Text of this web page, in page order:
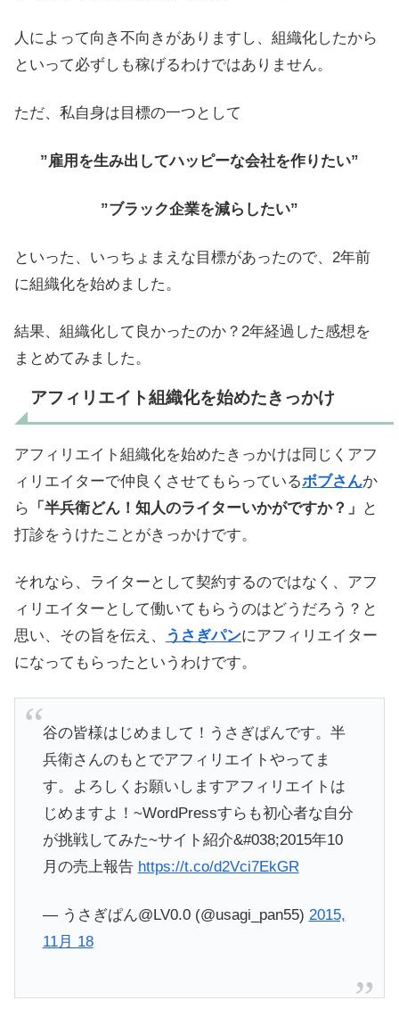
人によって向き不向きがありますし、組織化したから
といって必ずしも稼げるわけではありません。
ただ、私自身は目標の一つとして
”雇用を生み出してハッピーな会社を作りたい”
”ブラック企業を減らしたい”
といった、いっちょまえな目標があったので、2年前
に組織化を始めました。
結果、組織化して良かったのか？2年経過した感想を
まとめてみました。
アフィリエイト組織化を始めたきっかけ
アフィリエイト組織化を始めたきっかけは同じくアフ
ィリエイターで仲良くさせてもらっているボブさんか
ら
「半兵衛どん！知人のライターいかがですか？」
と
打診をうけたことがきっかけです。
それなら、ライターとして契約するのではなく、アフ
ィリエイターとして働いてもらうのはどうだろう？と
思い、その旨を伝え、
うさぎパンにアフィリエイター
になってもらったというわけです。
谷の皆様はじめまして！うさぎぱんです。半
兵衛さんのもとでアフィリエイトやってま
す。よろしくお願いしますアフィリエイトは
じめますよ！~WordPressすらも初心者な自分
が挑戦してみた~サイト紹介&#038;2015年10
月の売上報告 https://t.co/d2Vci7EkGR
— うさぎぱん@LV0.0 (@usagi_pan55) 2015,
11月 18